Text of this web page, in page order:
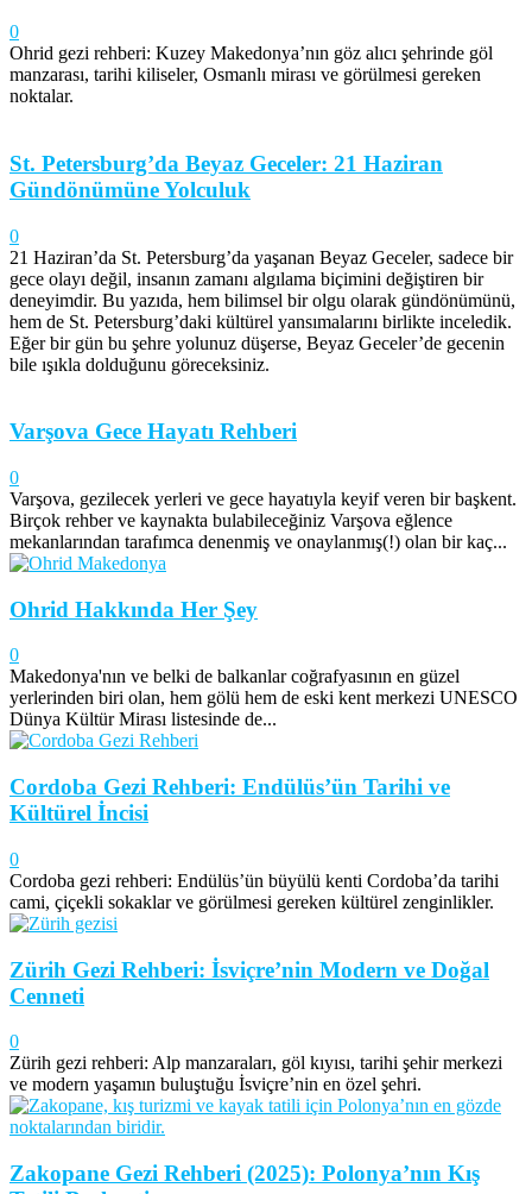
0
Ohrid gezi rehberi: Kuzey Makedonya’nın göz alıcı şehrinde göl
manzarası, tarihi kiliseler, Osmanlı mirası ve görülmesi gereken
noktalar.
St. Petersburg’da Beyaz Geceler: 21 Haziran
Gündönümüne Yolculuk
0
21 Haziran’da St. Petersburg’da yaşanan Beyaz Geceler, sadece bir
gece olayı değil, insanın zamanı algılama biçimini değiştiren bir
deneyimdir. Bu yazıda, hem bilimsel bir olgu olarak gündönümünü,
hem de St. Petersburg’daki kültürel yansımalarını birlikte inceledik.
Eğer bir gün bu şehre yolunuz düşerse, Beyaz Geceler’de gecenin
bile ışıkla dolduğunu göreceksiniz.
Varşova Gece Hayatı Rehberi
0
Varşova, gezilecek yerleri ve gece hayatıyla keyif veren bir başkent.
Birçok rehber ve kaynakta bulabileceğiniz Varşova eğlence
mekanlarından tarafımca denenmiş ve onaylanmış(!) olan bir kaç...
Ohrid Hakkında Her Şey
0
Makedonya'nın ve belki de balkanlar coğrafyasının en güzel
yerlerinden biri olan, hem gölü hem de eski kent merkezi UNESCO
Dünya Kültür Mirası listesinde de...
Cordoba Gezi Rehberi: Endülüs’ün Tarihi ve
Kültürel İncisi
0
Cordoba gezi rehberi: Endülüs’ün büyülü kenti Cordoba’da tarihi
cami, çiçekli sokaklar ve görülmesi gereken kültürel zenginlikler.
Zürih Gezi Rehberi: İsviçre’nin Modern ve Doğal
Cenneti
0
Zürih gezi rehberi: Alp manzaraları, göl kıyısı, tarihi şehir merkezi
ve modern yaşamın buluştuğu İsviçre’nin en özel şehri.
Zakopane Gezi Rehberi (2025): Polonya’nın Kış